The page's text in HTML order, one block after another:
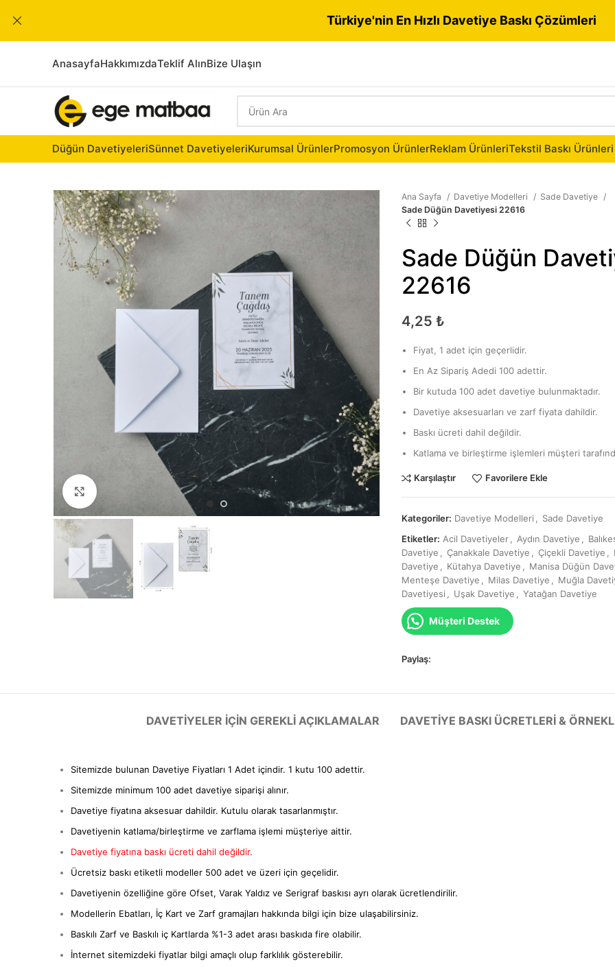
AnasayfaHakkımızdaTeklif AlınBize Ulaşın
Düğün DavetiyeleriSünnet DavetiyeleriKurumsal ÜrünlerPromosyon ÜrünlerReklam ÜrünleriTekstil Baskı Ürünleri
Büyütmek için tıklayın
Ana Sayfa Davetiye Modelleri
Sade Davetiye
Sade Düğün Davetiyesi 22616
Sade Düğün
22616
4,25 ₺
Fiyat, 1 adet için geçerlidir.
En Az Sipariş Adedi 100 adettir.
Bir kutuda 100 adet davetiye bulunmaktadır.
Davetiye aksesuarları ve zarf fiyata dahildir.
Baskı ücreti dahil değildir.
Katlama ve birleştirme işlemleri müşteri
Karşılaştır Favorilere Ekle
Kategoriler: Davetiye Modelleri
Sade Davetiye
Etiketler: Acil Davetiyeler Aydın Davetiye
Davetiye
Çanakkale Davetiye Çiçekli Davetiye
Davetiye
Kütahya Davetiye Manisa Düğün
Menteşe Davetiye
Milas Davetiye Muğla
Davetiyesi
Uşak Davetiye Yatağan Davetiye
Müşteri Destek
Paylaş:
DAVETIYELER IÇIN GEREKLI AÇIKLAMALAR DAVETIYE BASKI ÜCRETLERI &
Sitemizde bulunan Davetiye Fiyatları 1 Adet içindir. 1 kutu 100 adettir.
Sitemizde minimum 100 adet davetiye siparişi alınır.
Davetiye fiyatına aksesuar dahildir. Kutulu olarak tasarlanmıştır.
Davetiyenin katlama/birleştirme ve zarflama işlemi müşteriye aittir.
Davetiye fiyatına baskı ücreti dahil değildir.
Ücretsiz baskı etiketli modeller 500 adet ve üzeri için geçelidir.
Davetiyenin özelliğine göre Ofset, Varak Yaldız ve Serigraf baskısı ayrı olarak ücretlendirilir.
Modellerin Ebatları, İç Kart ve Zarf gramajları hakkında bilgi için bize ulaşabilirsiniz.
Baskılı Zarf ve Baskılı iç Kartlarda %1-3 adet arası baskıda fire olabilir.
İnternet sitemizdeki fiyatlar bilgi amaçlı olup farklılık gösterebilir.
Türkiye'nin En Hızlı Davetiye Baskı Çözümleri